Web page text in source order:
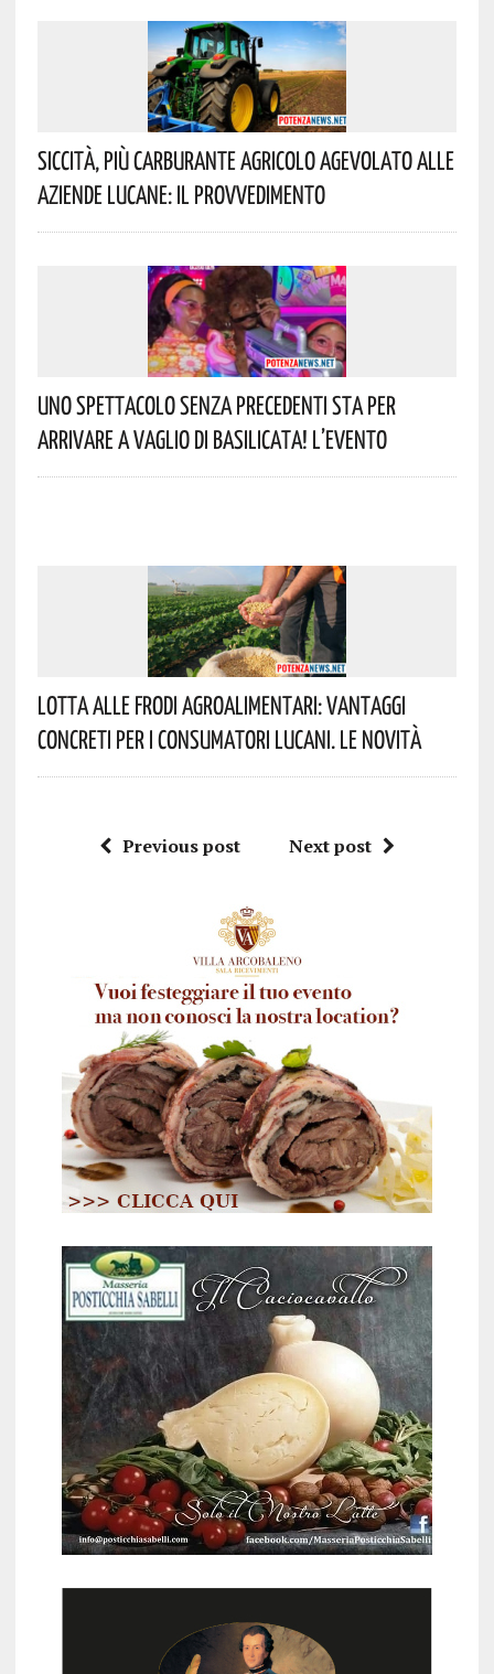
Siccità, Più Carburante Agricolo Agevolato Alle
Aziende Lucane: Il Provvedimento
Uno Spettacolo Senza Precedenti Sta Per
Arrivare A Vaglio Di Basilicata! L’evento
Lotta Alle Frodi Agroalimentari: Vantaggi
Concreti Per I Consumatori Lucani. Le Novità
Previous post Next post